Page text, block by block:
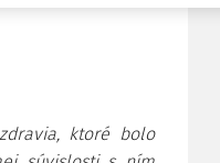
ktoré bolo